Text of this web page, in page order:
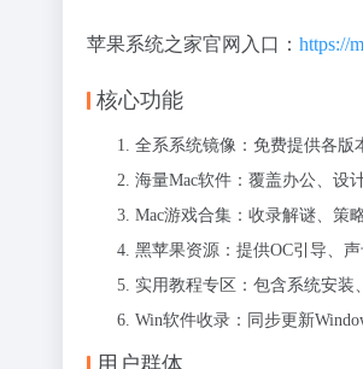
苹果系统之家官网入口： https://
核心功能
全系系统镜像：免费提供各版
海量Mac软件：覆盖办公、设
Mac游戏合集：收录解谜、策
黑苹果资源：提供OC引导、
实用教程专区：包含系统安装
Win软件收录：同步更新
用户群体